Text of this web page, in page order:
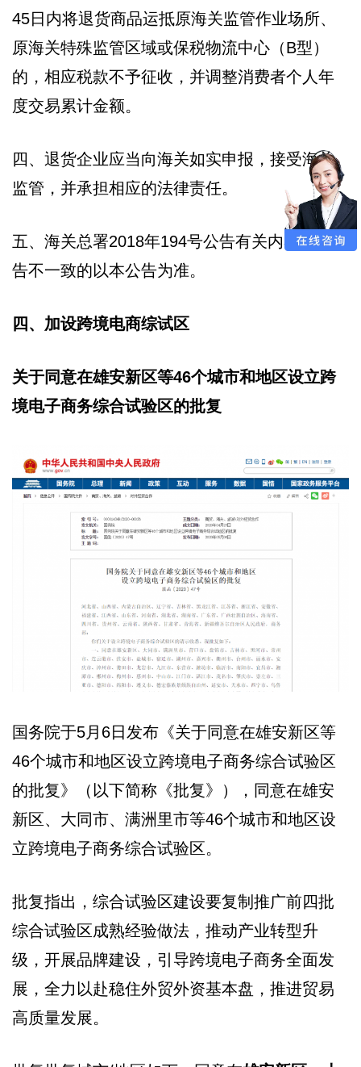
45日内将退货商品运抵原海关监管作业场所、
原海关特殊监管区域或保税物流中心（B型）
的，相应税款不予征收，并调整消费者个人年
度交易累计金额。
四、退货企业应当向海关如实申报，接受海关
监管，并承担相应的法律责任。
五、海关总署2018年194号公告有关内容与本公
告不一致的以本公告为准。
四、加设跨境电商综试区
关于同意在雄安新区等46个城市和地区设立跨
境电子商务综合试验区的批复
国务院于5月6日发布《关于同意在雄安新区等
46个城市和地区设立跨境电子商务综合试验区
的批复》（以下简称《批复》），同意在雄安
新区、大同市、满洲里市等46个城市和地区设
立跨境电子商务综合试验区。
批复指出，综合试验区建设要复制推广前四批
综合试验区成熟经验做法，推动产业转型升
级，开展品牌建设，引导跨境电子商务全面发
展，全力以赴稳住外贸外资基本盘，推进贸易
高质量发展。